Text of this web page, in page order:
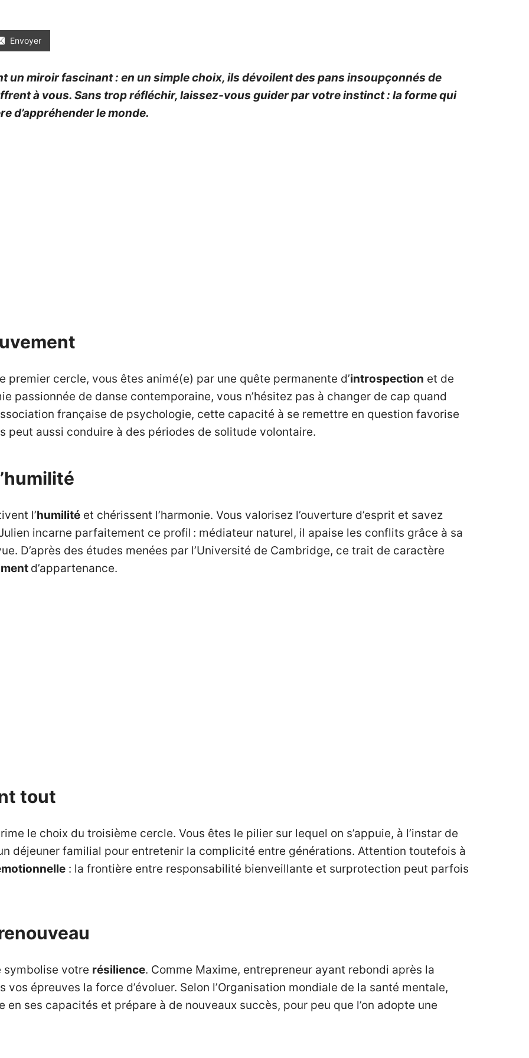
Envoyer
un miroir fascinant : en un simple choix, ils dévoilent des pans insoupçonnés de
à vous. Sans trop réfléchir, laissez-vous guider par votre instinct : la forme qui
d’appréhender le monde.
premier cercle, vous êtes animé(e) par une quête permanente d’introspection et de
passionnée de danse contemporaine, vous n’hésitez pas à changer de cap quand
française de psychologie, cette capacité à se remettre en question favorise
peut aussi conduire à des périodes de solitude volontaire.
l’humilité et chérissent l’harmonie. Vous valorisez l’ouverture d’esprit et savez
incarne parfaitement ce profil : médiateur naturel, il apaise les conflits grâce à sa
D’après des études menées par l’Université de Cambridge, ce trait de caractère
d’appartenance.
tout
le choix du troisième cercle. Vous êtes le pilier sur lequel on s’appuie, à l’instar de
déjeuner familial pour entretenir la complicité entre générations. Attention toutefois à
: la frontière entre responsabilité bienveillante et surprotection peut parfois
symbolise votre résilience. Comme Maxime, entrepreneur ayant rebondi après la
épreuves la force d’évoluer. Selon l’Organisation mondiale de la santé mentale,
ses capacités et prépare à de nouveaux succès, pour peu que l’on adopte une